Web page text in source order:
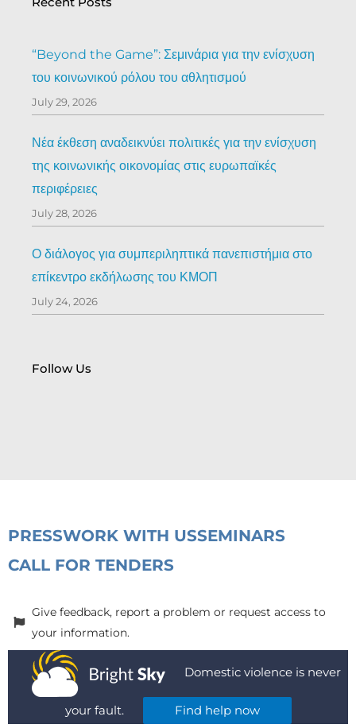
“Beyond the Game”: Σεμινάρια για την ενίσχυση
του κοινωνικού ρόλου του αθλητισμού
July 29, 2026
Νέα έκθεση αναδεικνύει πολιτικές για την ενίσχυση
της κοινωνικής οικονομίας στις ευρωπαϊκές
περιφέρειες
July 28, 2026
Ο διάλογος για συμπεριληπτικά πανεπιστήμια στο
επίκεντρο εκδήλωσης του ΚΜΟΠ
July 24, 2026
Follow Us
PRESSWORK WITH USSEMINARS
CALL FOR TENDERS
Give feedback, report a problem or request access to
your information.
Domestic violence is never
your fault. Find help now